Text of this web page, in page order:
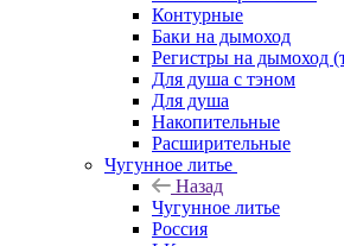
Контурные
Баки на дымоход
Регистры на дымоход
Для душа с тэном
Для душа
Накопительные
Расширительные
Чугунное литье
Назад
Чугунное литье
Россия